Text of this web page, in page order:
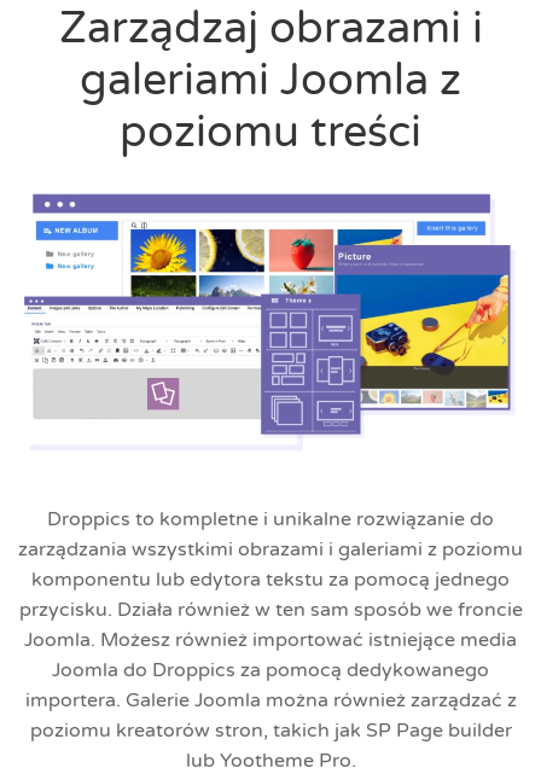
Zarządzaj obrazami i
galeriami Joomla z
poziomu treści
Droppics to kompletne i unikalne rozwiązanie do
zarządzania wszystkimi obrazami i galeriami z poziomu
komponentu lub edytora tekstu za pomocą jednego
przycisku. Działa również w ten sam sposób we froncie
Joomla. Możesz również importować istniejące media
Joomla do Droppics za pomocą dedykowanego
importera. Galerie Joomla można również zarządzać z
poziomu kreatorów stron, takich jak SP Page builder
lub Yootheme Pro.